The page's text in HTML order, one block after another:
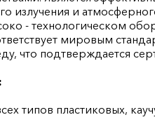
излучения и
- технологическом
мировым
что подтверждается
типов пластиковых,